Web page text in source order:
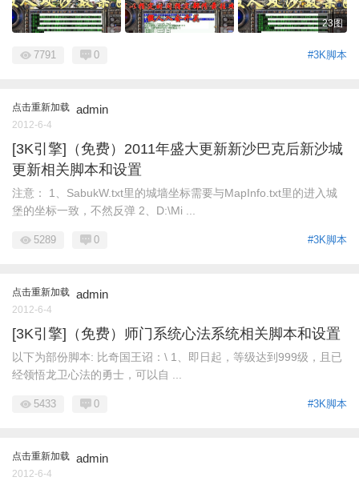
23图
#3K脚本
7791 0
点击重新加载 admin
2012-6-4
[3K引擎]（免费）2011年盛大更新新沙巴克后新沙城
更新相关脚本和设置
注意： 1、SabukW.txt里的城墙坐标需要与MapInfo.txt里的进入城
堡的坐标一致，不然反弹 2、D:\Mi ...
#3K脚本
5289 0
点击重新加载 admin
2012-6-4
[3K引擎]（免费）师门系统心法系统相关脚本和设置
以下为部份脚本: 比奇国王诏：\ 1、即日起，等级达到999级，且已
经领悟龙卫心法的勇士，可以自 ...
#3K脚本
5433 0
点击重新加载 admin
2012-6-4